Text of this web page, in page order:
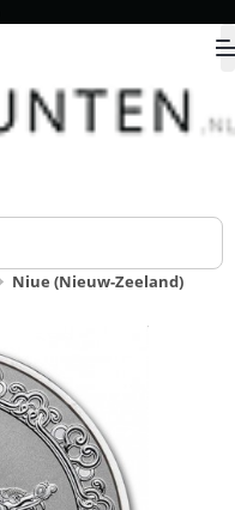
Niue (Nieuw-Zeeland)